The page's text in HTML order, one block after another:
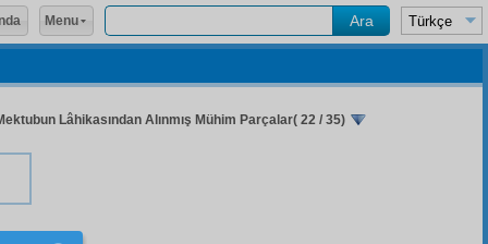
Lâhikasından Alınmış Mühim Parçalar( 22 / 35)
Menu